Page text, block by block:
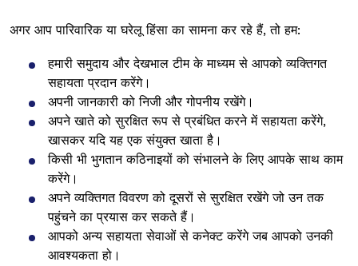
अगर आप पारिवारिक या घरेलू हिंसा का सामना कर रहे हैं, तो हम:
हमारी समुदाय और देखभाल टीम के माध्यम से आपको व्यक्तिगत
सहायता प्रदान करेंगे।
अपनी जानकारी को निजी और गोपनीय रखेंगे।
अपने खाते को सुरक्षित रूप से प्रबंधित करने में सहायता करेंगे,
खासकर यदि यह एक संयुक्त खाता है।
किसी भी भुगतान कठिनाइयों को संभालने के लिए आपके साथ काम
करेंगे।
अपने व्यक्तिगत विवरण को दूसरों से सुरक्षित रखेंगे जो उन तक
पहुंचने का प्रयास कर सकते हैं।
आपको अन्य सहायता सेवाओं से कनेक्ट करेंगे जब आपको उनकी
आवश्यकता हो।